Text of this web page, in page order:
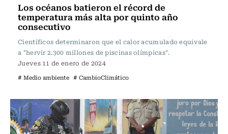
Los océanos batieron el récord de
temperatura más alta por quinto año
consecutivo
Científicos determinaron que el calor acumulado equivale
a "hervir 2.300 millones de piscinas olímpicas".
Jueves 11 de enero de 2024
# Medio ambiente # CambioClimático